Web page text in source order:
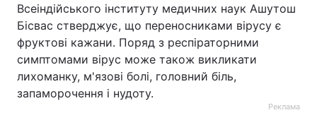
Всеіндійського інституту медичних наук Ашутош
Бісвас стверджує, що переносниками вірусу є
фруктові кажани. Поряд з респіраторними
симптомами вірус може також викликати
лихоманку, м'язові болі, головний біль,
запаморочення і нудоту.
Реклама